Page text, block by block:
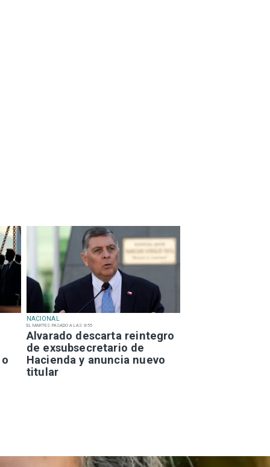
NACIONAL
EL MARTES PASADO A LAS 9:55
Alvarado descarta reintegro
de exsubsecretario de
Hacienda y anuncia nuevo
titular